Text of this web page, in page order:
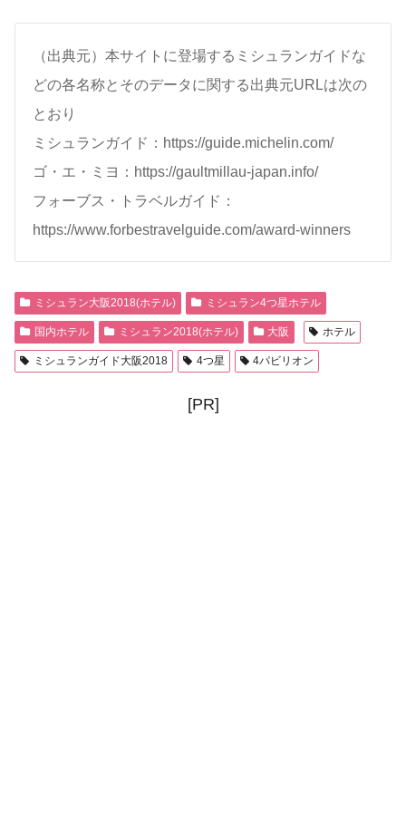
（出典元）本サイトに登場するミシュランガイドな
どの各名称とそのデータに関する出典元URLは次の
とおり
ミシュランガイド：https://guide.michelin.com/
ゴ・エ・ミヨ：https://gaultmillau-japan.info/
フォーブス・トラベルガイド：
https://www.forbestravelguide.com/award-winners
ミシュラン大阪2018(ホテル) ミシュラン4つ星ホテル
国内ホテル ミシュラン2018(ホテル) 大阪 ホテル
ミシュランガイド大阪2018 4つ星 4パビリオン
[PR]